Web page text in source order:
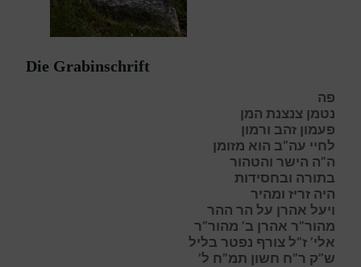
Die Grabinschrift
פה
נטמן צנצנת המן
פעמון זהב ורמון
לחיי עה”ב הוא מזומן
ה”ה הישר והטהור
בתורה ובחסידות
היה זריז ומהיר
ויעל אהרן על הר ההר
מהור”ר אהרן ב’ מהור”ר
אלי’ ז”ל צורף נפטר בליל
ש”ק ר”ח חשון תמ”ח ל’